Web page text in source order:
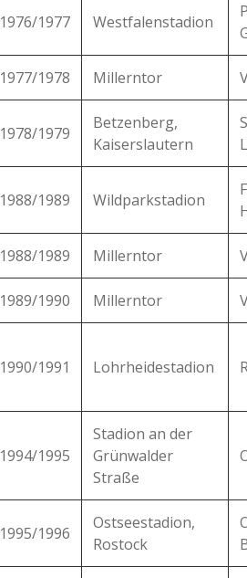
1976/1977 Westfalenstadion
1977/1978 Millerntor
1978/1979
Betzenberg,
Kaiserslautern
1988/1989 Wildparkstadion
1988/1989 Millerntor
1989/1990 Millerntor
1990/1991 Lohrheidestadion
1994/1995
Stadion an der
Grünwalder
Straße
1995/1996
Ostseestadion,
Rostock